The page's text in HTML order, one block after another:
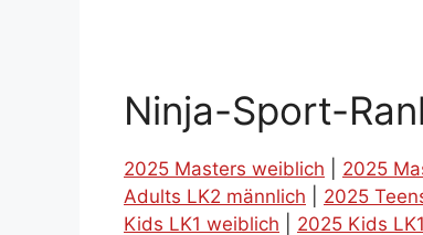
Ninja-Sport-
2025 Masters weiblich 2025
Adults LK2 männlich
2025
Kids LK1 weiblich
2025 Kids